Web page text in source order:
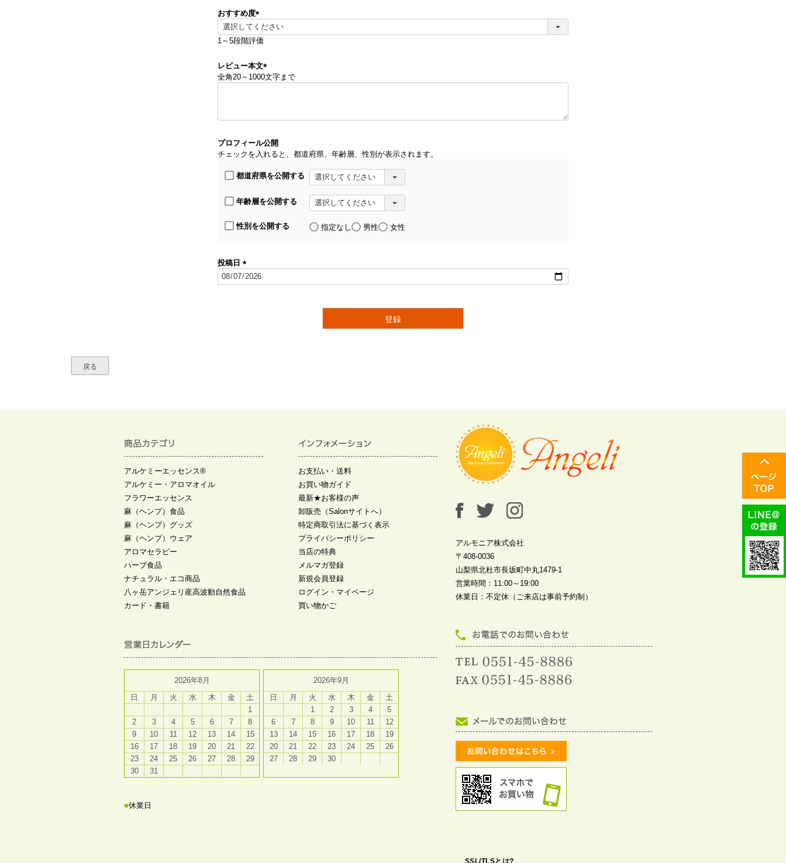
おすすめ度
(
必
1～5段階評価
レビュー本文
(
全角20～1000文字まで
プロフィール公開
チェックを入れると、都道府県、年齢層、性別が表示されます。
都道府県を公開する
年齢層を公開する
性別を公開する 指定なし 男性 女性
投稿日
(
登録
戻る
アルケミーエッセンス®
アルケミー・アロマオイル
フラワーエッセンス
麻（ヘンプ）食品
麻（ヘンプ）グッズ
麻（ヘンプ）ウェア
アロマセラピー
ハーブ食品
ナチュラル・エコ商品
八ヶ岳アンジェリ産高波動自然食品
カード・書籍
お支払い・送料
お買い物ガイド
最新★お客様の声
卸販売（Salonサイトへ）
特定商取引法に基づく表示
プライバシーポリシー
当店の特典
メルマガ登録
新規会員登録
ログイン・マイページ
買い物かご
2026年8月
日
月 火 水 木 金
土
1
2
3 4 5 6 7
8
9
10 11 12 13 14
15
16
17 18 19 20 21
22
23
24 25 26 27 28
29
30
31
2026年9月
日
月 火 水 木 金
土
1
2 3 4
5
6
7 8 9 10 11
12
13
14 15 16 17 18
19
20
21 22 23 24 25
26
27
28 29 30
■休業日
アルモニア株式会社
〒408-0036
山梨県北杜市長坂町中丸1479-1
営業時間：11:00～19:00
休業日：不定休（ご来店は事前予約制）
SSL/TLSとは?